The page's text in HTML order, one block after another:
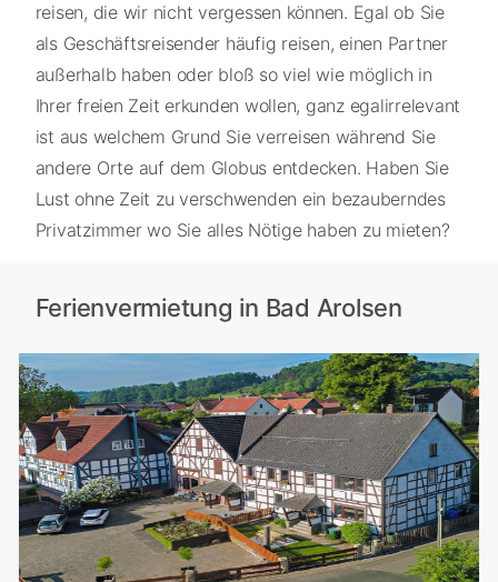
reisen, die wir nicht vergessen können. Egal ob Sie
als Geschäftsreisender häufig reisen, einen Partner
außerhalb haben oder bloß so viel wie möglich in
Ihrer freien Zeit erkunden wollen, ganz egalirrelevant
ist aus welchem Grund Sie verreisen während Sie
andere Orte auf dem Globus entdecken. Haben Sie
Lust ohne Zeit zu verschwenden ein bezauberndes
Privatzimmer wo Sie alles Nötige haben zu mieten?
Ferienvermietung in Bad Arolsen